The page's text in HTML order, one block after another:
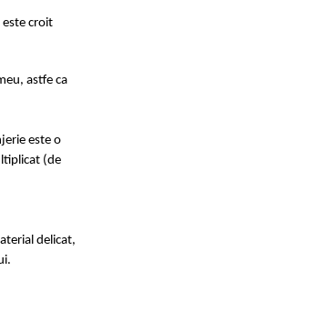
este croit
astfe ca
este o
(de
delicat,